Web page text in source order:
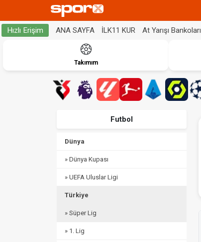
Hızlı Erişim ANA SAYFA İLK11 KUR At Yarışı Bankoları
Takımım
Futbol
Dünya
» Dünya Kupası
» UEFA Uluslar Ligi
Türkiye
» Süper Lig
» 1. Lig